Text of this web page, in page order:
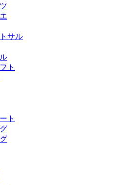
サル
ト
ト